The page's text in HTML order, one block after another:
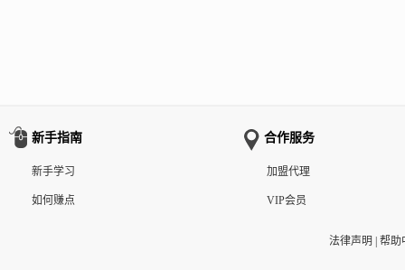
新手指南
新手学习
如何赚点
合作服务
加盟代理
VIP会员
法律声明 帮助